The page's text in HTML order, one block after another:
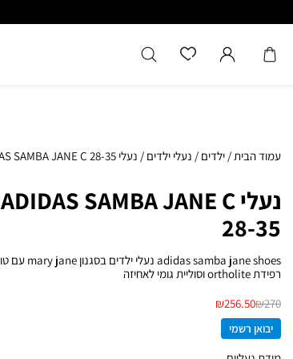
עמוד הבית/ ילדים / נעלי ילדים / נעלי ADIDAS SAMBA JANE C 28-35
נעלי ADIDAS SAMBA JANE C
28-35
רפידת ortholite וסוליית גומי לאחיזה
₪270
₪256.50
יבואן רשמי